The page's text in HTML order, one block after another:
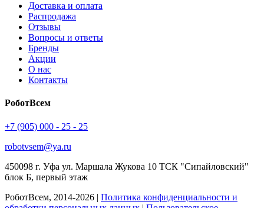
Доставка и оплата
Распродажа
Отзывы
Вопросы и ответы
Бренды
Акции
О нас
Контакты
РоботВсем
+7 (905) 000 - 25 - 25
robotvsem@ya.ru
450098 г. Уфа ул. Маршала Жукова 10 ТСК "Сипайловский"
блок Б, первый этаж
РоботВсем, 2014-2026 | Политика конфиденциальности и